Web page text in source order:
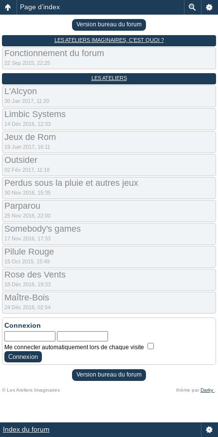
Page d’index
Version bureau du forum
LES ATELIERS IMAGINAIRES, C’EST QUOI ?
Fonctionnement du forum
22 Sep 2015, 22:25
LES ATELIERS
L'Alcyon
30 Jan 2017, 11:20
Limbic Systems
14 Déc 2016, 12:33
Jeux de Rom
19 Juin 2017, 16:11
Outsider
02 Fév 2017, 11:18
Perdus sous la pluie et autres jeux
30 Nov 2016, 15:35
Parparou
25 Nov 2016, 22:00
Somebody's games
17 Nov 2016, 17:33
Pilule Rouge
15 Oct 2015, 15:49
Rose des Vents
18 Déc 2016, 19:33
Maître-Bois
24 Déc 2016, 02:54
Connexion
Me connecter automatiquement lors de chaque visite
Version bureau du forum
© Les Ateliers Imaginaires thème par Darky
Index du forum